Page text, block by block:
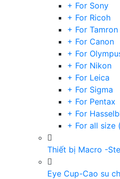
+ For Sony
+ For Ricoh
+ For Tamron
+ For Canon
+ For
+ For Nikon
+ For Leica
+ For Sigma
+ For Pentax
+ For
+ For all size
Thiết bị Macro -
Eye Cup-Cao su